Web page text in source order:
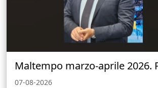
Maltempo marzo-aprile 2026.
07-08-2026